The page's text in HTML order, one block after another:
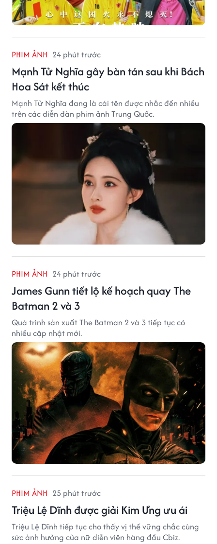
PHIM ẢNH 24 phút trước
Mạnh Tử Nghĩa gây bàn tán sau khi Bách
Hoa Sát kết thúc
Mạnh Tử Nghĩa đang là cái tên được nhắc đến nhiều
trên các diễn đàn phim ảnh Trung Quốc.
PHIM ẢNH 24 phút trước
James Gunn tiết lộ kế hoạch quay The
Batman 2 và 3
Quá trình sản xuất The Batman 2 và 3 tiếp tục có
nhiều cập nhật mới.
PHIM ẢNH 25 phút trước
Triệu Lệ Dĩnh được giải Kim Ưng ưu ái
Triệu Lệ Dĩnh tiếp tục cho thấy vị thế vững chắc cùng
sức ảnh hưởng của nữ diễn viên hàng đầu Cbiz.